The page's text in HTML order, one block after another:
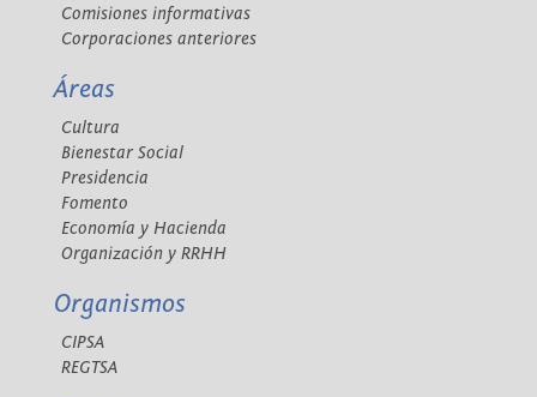
Comisiones informativas
Corporaciones anteriores
Áreas
Cultura
Bienestar Social
Presidencia
Fomento
Economía y Hacienda
Organización y RRHH
Organismos
CIPSA
REGTSA